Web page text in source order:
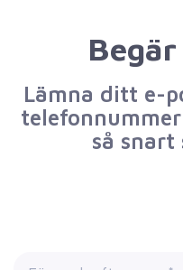
Lämna ditt e-
så